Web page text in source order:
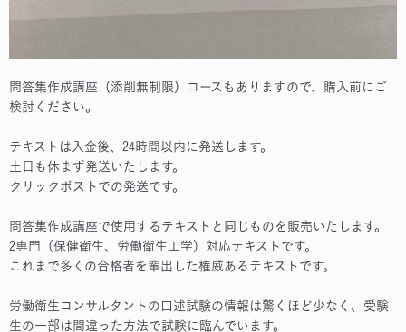
問答集作成講座（添削無制限）コースもありますので、購入前にご
検討ください。
テキストは入金後、24時間以内に発送します。
土日も休まず発送いたします。
クリックポストでの発送です。
問答集作成講座で使用するテキストと同じものを販売いたします。
2専門（保健衛生、労働衛生工学）対応テキストです。
これまで多くの合格者を輩出した権威あるテキストです。
労働衛生コンサルタントの口述試験の情報は驚くほど少なく、受験
生の一部は間違った方法で試験に臨んでいます。